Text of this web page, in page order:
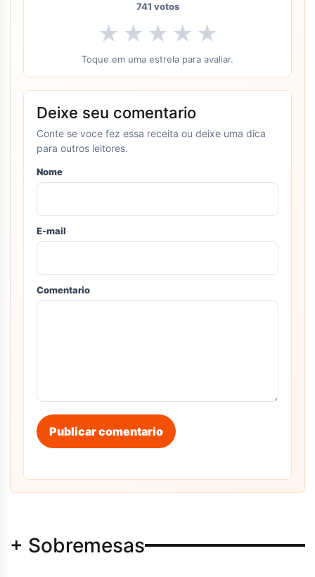
741 votos
★ ★ ★ ★ ★
Toque em uma estrela para avaliar.
Deixe seu comentario
Conte se voce fez essa receita ou deixe uma dica
para outros leitores.
Nome
E-mail
Comentario
Publicar comentario
+ Sobremesas